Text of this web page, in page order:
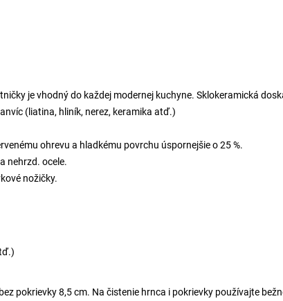
je vhodný do každej modernej kuchyne. Sklokeramická
(liatina, hliník, nerez, keramika atď.)
ohrevu a hladkému povrchu úspornejšie o 25 %.
nehrzd. ocele.
nožičky.
pokrievky 8,5 cm. Na čistenie hrnca i pokrievky používajte